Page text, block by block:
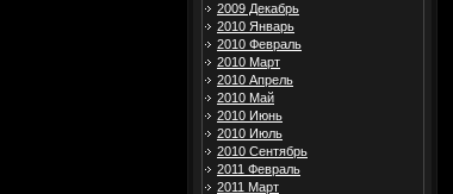
2009 Декабрь
2010 Январь
2010 Февраль
2010 Март
2010 Апрель
2010 Май
2010 Июнь
2010 Июль
2010 Сентябрь
2011 Февраль
2011 Март